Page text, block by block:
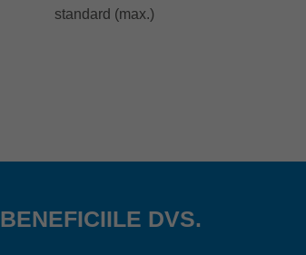
standard (max.)
BENEFICIILE DVS.